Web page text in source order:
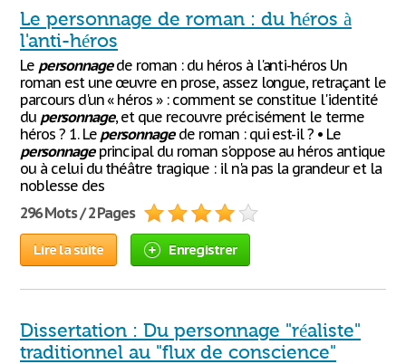
Le personnage de roman : du héros à
l'anti-héros
Le personnagede roman : du héros à l'anti-héros Un
roman est une œuvre en prose, assez longue, retraçant le
parcours d'un « héros » : comment se constitue l'identité
du personnage, et que recouvre précisément le terme
héros ? 1. Le personnagede roman : qui est-il ? • Le
personnageprincipal du roman s'oppose au héros antique
ou à celui du théâtre tragique : il n'a pas la grandeur et la
noblesse des
296 Mots / 2 Pages
Lire la suite Enregistrer
Dissertation : Du personnage "réaliste"
traditionnel au "flux de conscience"